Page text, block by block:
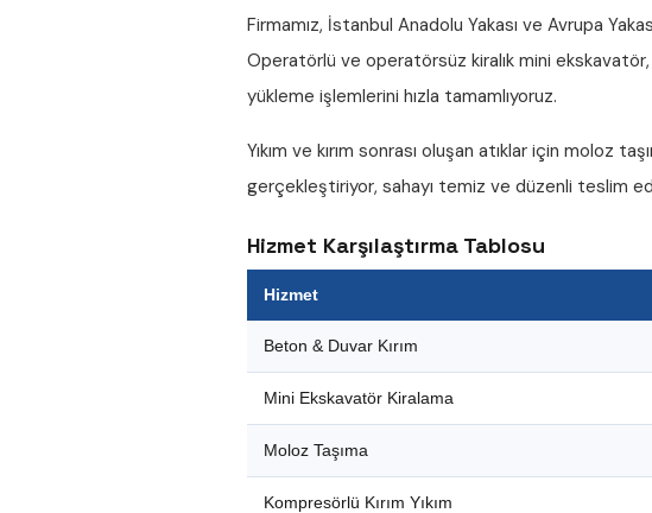
Firmamız, İstanbul Anadolu Yakası ve Avrupa
Operatörlü ve operatörsüz kiralık mini ekskavatör,
yükleme işlemlerini hızla tamamlıyoruz.
Yıkım ve kırım sonrası oluşan atıklar için moloz
gerçekleştiriyor, sahayı temiz ve düzenli teslim
Hizmet Karşılaştırma Tablosu
Hizmet
Beton & Duvar Kırım
Mini Ekskavatör Kiralama
Moloz Taşıma
Kompresörlü Kırım Yıkım